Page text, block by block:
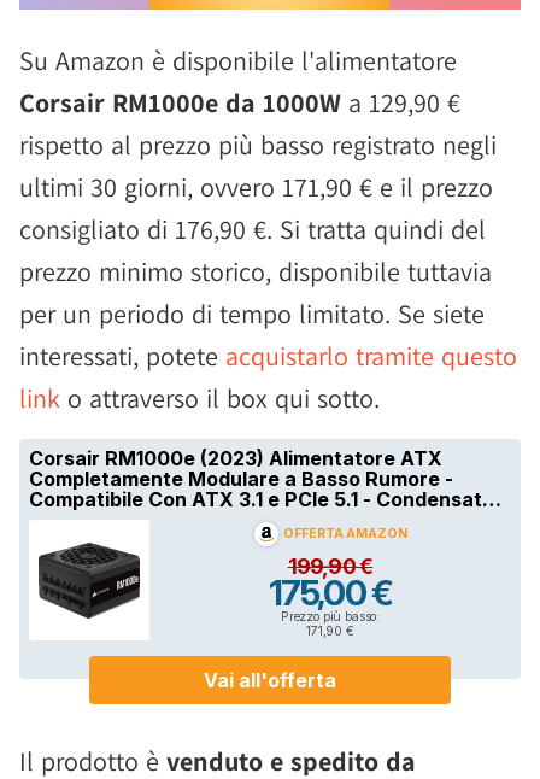
Su Amazon è disponibile l'alimentatore
Corsair RM1000e da 1000W a 129,90 €
rispetto al prezzo più basso registrato negli
ultimi 30 giorni, ovvero 171,90 € e il prezzo
consigliato di 176,90 €. Si tratta quindi del
prezzo minimo storico, disponibile tuttavia
per un periodo di tempo limitato. Se siete
interessati, potete acquistarlo tramite questo
link o attraverso il box qui sotto.
Il prodotto è venduto e spedito da